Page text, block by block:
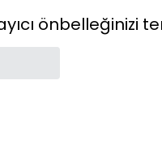
önbelleğinizi